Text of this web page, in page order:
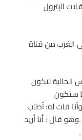
البترول
الغرب من قناة
الحالية لتكون
ستكون
قلت له: أطلب
قال : أنا أريد